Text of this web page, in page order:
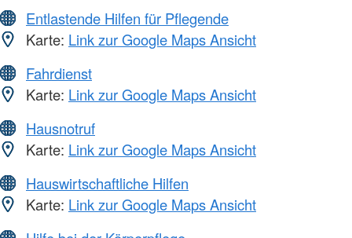
Entlastende Hilfen für Pflegende
Karte: Link zur Google Maps Ansicht
Fahrdienst
Karte: Link zur Google Maps Ansicht
Hausnotruf
Karte: Link zur Google Maps Ansicht
Hauswirtschaftliche Hilfen
Karte: Link zur Google Maps Ansicht